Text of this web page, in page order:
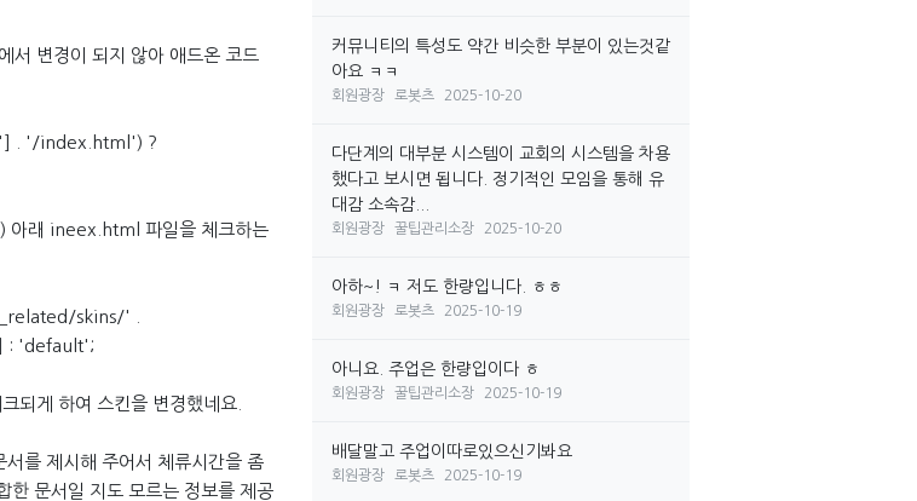
서 변경이 되지 않아 애드온 코드
. '/index.html') ?
아래 ineex.html 파일을 체크하는
skins/' .
: 'default';
되게 하여 스킨을 변경했네요.
를 제시해 주어서 체류시간을 좀
한 문서일 지도 모르는 정보를 제공
커뮤니티의 특성도 약간 비슷한 부분이 있는것같
아요 ㅋㅋ
회원광장 로봇츠 2025-10-20
다단계의 대부분 시스템이 교회의 시스템을 차용
했다고 보시면 됩니다. 정기적인 모임을 통해 유
대감 소속감...
회원광장 꿀팁관리소장 2025-10-20
아하~! ㅋ 저도 한량입니다. ㅎㅎ
회원광장 로봇츠 2025-10-19
아니요. 주업은 한량입이다 ㅎ
회원광장 꿀팁관리소장 2025-10-19
배달말고 주업이따로있으신기봐요
회원광장 로봇츠 2025-10-19